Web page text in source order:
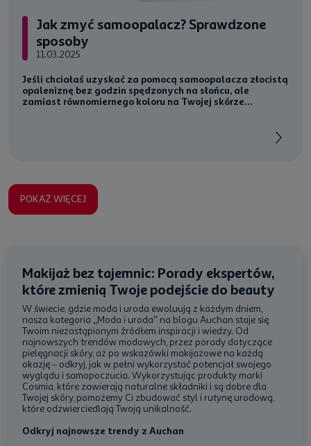
Jak zmyć samoopalacz? Sprawdzone
sposoby
11.03.2025
Jeśli chciałaś uzyskać za pomocą samoopalacza złocistą
opaleniznę bez godzin spędzonych na słońcu, ale
zamiast równomiernego koloru na Twojej skórze...
POKAŻ WIĘCEJ
Makijaż bez tajemnic: Porady ekspertów,
które zmienią Twoje podejście do beauty
W świecie, gdzie moda i uroda ewoluują z każdym dniem,
nasza kategoria „Moda i uroda” na blogu Auchan staje się
Twoim niezastąpionym źródłem inspiracji i wiedzy. Od
najnowszych trendów modowych, przez porady dotyczące
pielęgnacji skóry, aż po wskazówki makijażowe na każdą
okazję – odkryj, jak w pełni wykorzystać potencjał swojego
wyglądu i samopoczucia. Wykorzystując produkty marki
Cosmia, które zawierają naturalne składniki i są dobre dla
Twojej skóry, pomożemy Ci zbudować styl i rutynę urodową,
które odzwierciedlają Twoją unikalność.
Odkryj najnowsze trendy z Auchan